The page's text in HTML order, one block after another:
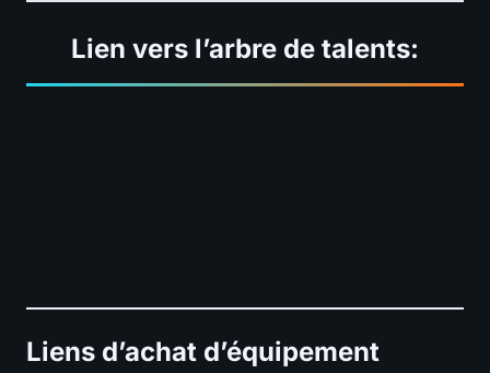
Lien vers l’arbre de talents:
Liens d’achat d’équipement